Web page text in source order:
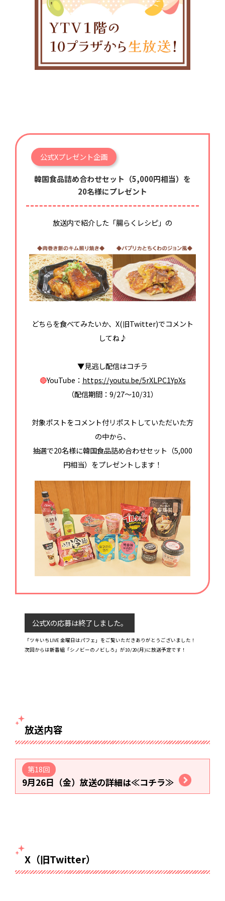
公式Xプレゼント企画
韓国食品詰め合わせセット（5,000円相当）を
20名様にプレゼント
放送内で紹介した「腸らくレシピ」の
どちらを食べてみたいか、X(旧Twitter)でコメント
してね♪
▼見逃し配信はコチラ
🔴YouTube： https://youtu.be/5rXLPC1YpXs
（配信期間：9/27～10/31）
対象ポストをコメント付リポストしていただいた方
の中から、
抽選で20名様に韓国食品詰め合わせセット（5,000
円相当）をプレゼントします！
公式Xの応募は終了しました。
「ツキいちLIVE 金曜日はパフェ」をご覧いただきありがとうございました！
次回からは新番組「シノビーのノビしろ」が10/20(月)に放送予定です！
放送内容
第18回
9月26日（金）放送の詳細は≪コチラ≫
X（旧Twitter）